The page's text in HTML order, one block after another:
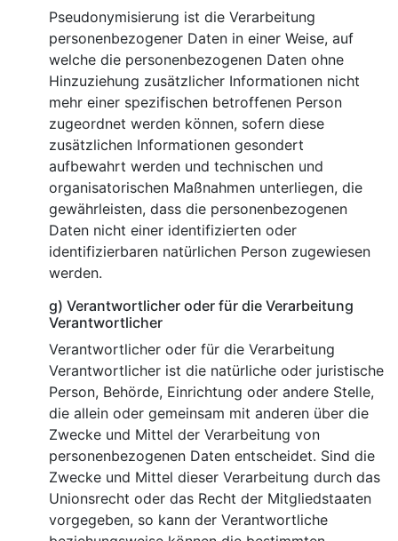
Pseudonymisierung ist die Verarbeitung
personenbezogener Daten in einer Weise, auf
welche die personenbezogenen Daten ohne
Hinzuziehung zusätzlicher Informationen nicht
mehr einer spezifischen betroffenen Person
zugeordnet werden können, sofern diese
zusätzlichen Informationen gesondert
aufbewahrt werden und technischen und
organisatorischen Maßnahmen unterliegen, die
gewährleisten, dass die personenbezogenen
Daten nicht einer identifizierten oder
identifizierbaren natürlichen Person zugewiesen
werden.
g) Verantwortlicher oder für die Verarbeitung
Verantwortlicher
Verantwortlicher oder für die Verarbeitung
Verantwortlicher ist die natürliche oder juristische
Person, Behörde, Einrichtung oder andere Stelle,
die allein oder gemeinsam mit anderen über die
Zwecke und Mittel der Verarbeitung von
personenbezogenen Daten entscheidet. Sind die
Zwecke und Mittel dieser Verarbeitung durch das
Unionsrecht oder das Recht der Mitgliedstaaten
vorgegeben, so kann der Verantwortliche